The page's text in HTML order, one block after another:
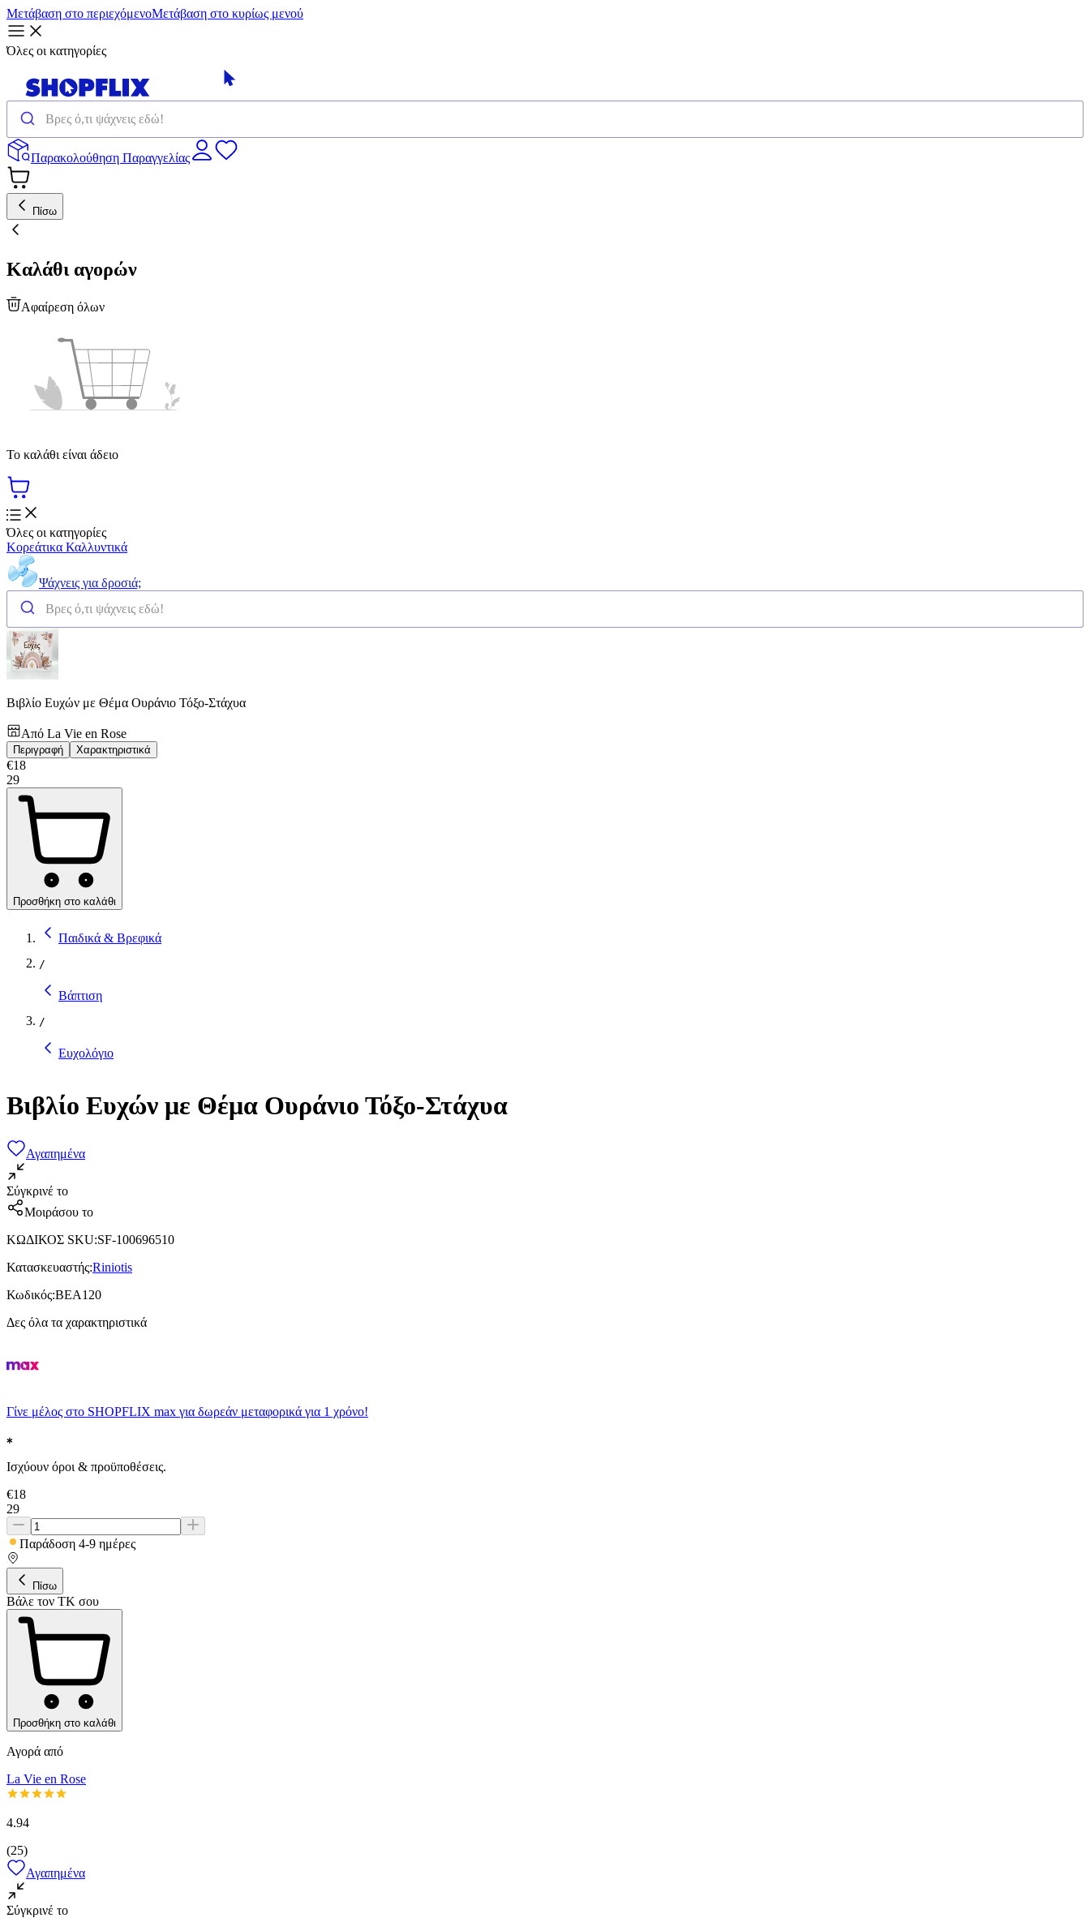
Μετάβαση στο περιεχόμενοΜετάβαση στο κυρίως μενού
Όλες οι κατηγορίες
Παρακολούθηση Παραγγελίας
Πίσω
Καλάθι αγορών
Αφαίρεση όλων
Το καλάθι είναι άδειο
Όλες οι κατηγορίες
Κορεάτικα Καλλυντικά
Ψάχνεις για δροσιά;
Βιβλίο Ευχών με Θέμα Ουράνιο Τόξο-Στάχυα
Από La Vie en Rose
Περιγραφή Χαρακτηριστικά
€18
29
Προσθήκη στο καλάθι
Παιδικά & Βρεφικά
/
Βάπτιση
/
Ευχολόγιο
Βιβλίο Ευχών με Θέμα Ουράνιο Τόξο-Στάχυα
Αγαπημένα
Σύγκρινέ το
Μοιράσου το
ΚΩΔΙΚΟΣ SKU:SF-100696510
Κατασκευαστής:Riniotis
Κωδικός:BEA120
Δες όλα τα χαρακτηριστικά
Γίνε μέλος στο SHOPFLIX max για δωρεάν μεταφορικά για 1 χρόνο!
Ισχύουν όροι & προϋποθέσεις.
€18
29
Παράδοση 4-9 ημέρες
Πίσω
Βάλε τον ΤΚ σου
Προσθήκη στο καλάθι
Αγορά από
La Vie en Rose
4.94
(25)
Αγαπημένα
Σύγκρινέ το